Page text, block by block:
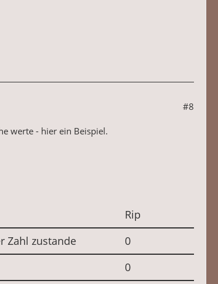
#8
werte - hier ein Beispiel.
Rip
Zahl zustande
0
0